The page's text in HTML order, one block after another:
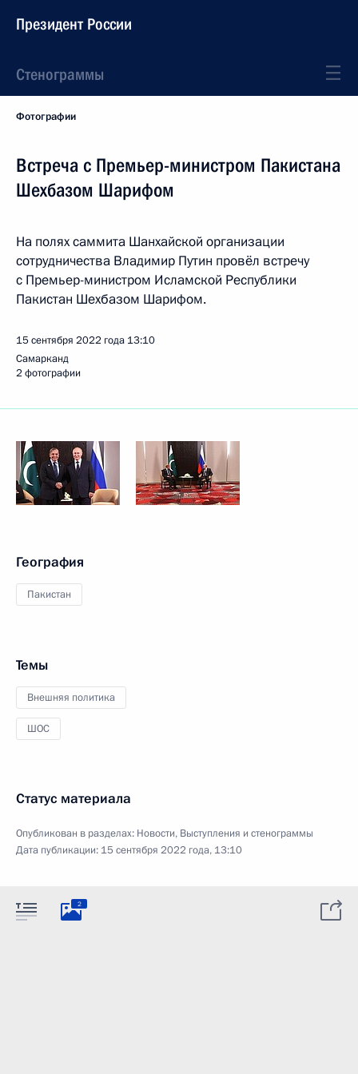
Президент России
Стенограммы
Фотографии
Встреча с Премьер-министром Пакистана
Шехбазом Шарифом
На полях саммита Шанхайской организации
сотрудничества Владимир Путин провёл встречу
с Премьер-министром Исламской Республики
Пакистан Шехбазом Шарифом.
15 сентября 2022 года 13:10
Самарканд
2 фотографии
География
Пакистан
Темы
Внешняя политика
ШОС
Статус материала
Опубликован в разделах: Новости, Выступления и стенограммы
Дата публикации: 15 сентября 2022 года, 13:10
2